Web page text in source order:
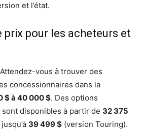
et l’état.
prix pour les acheteurs et
Attendez-vous à trouver des
concessionnaires dans la
$ à 40 000 $. Des options
sont disponibles à partir de 32 375
39 499 $ (version Touring).